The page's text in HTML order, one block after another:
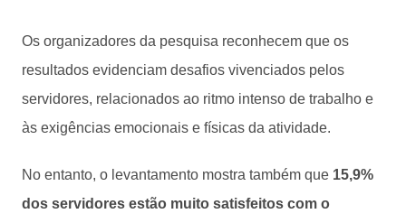
Os organizadores da pesquisa reconhecem que os
resultados evidenciam desafios vivenciados pelos
servidores, relacionados ao ritmo intenso de trabalho e
às exigências emocionais e físicas da atividade.
No entanto, o levantamento mostra também que 15,9%
dos servidores estão muito satisfeitos com o